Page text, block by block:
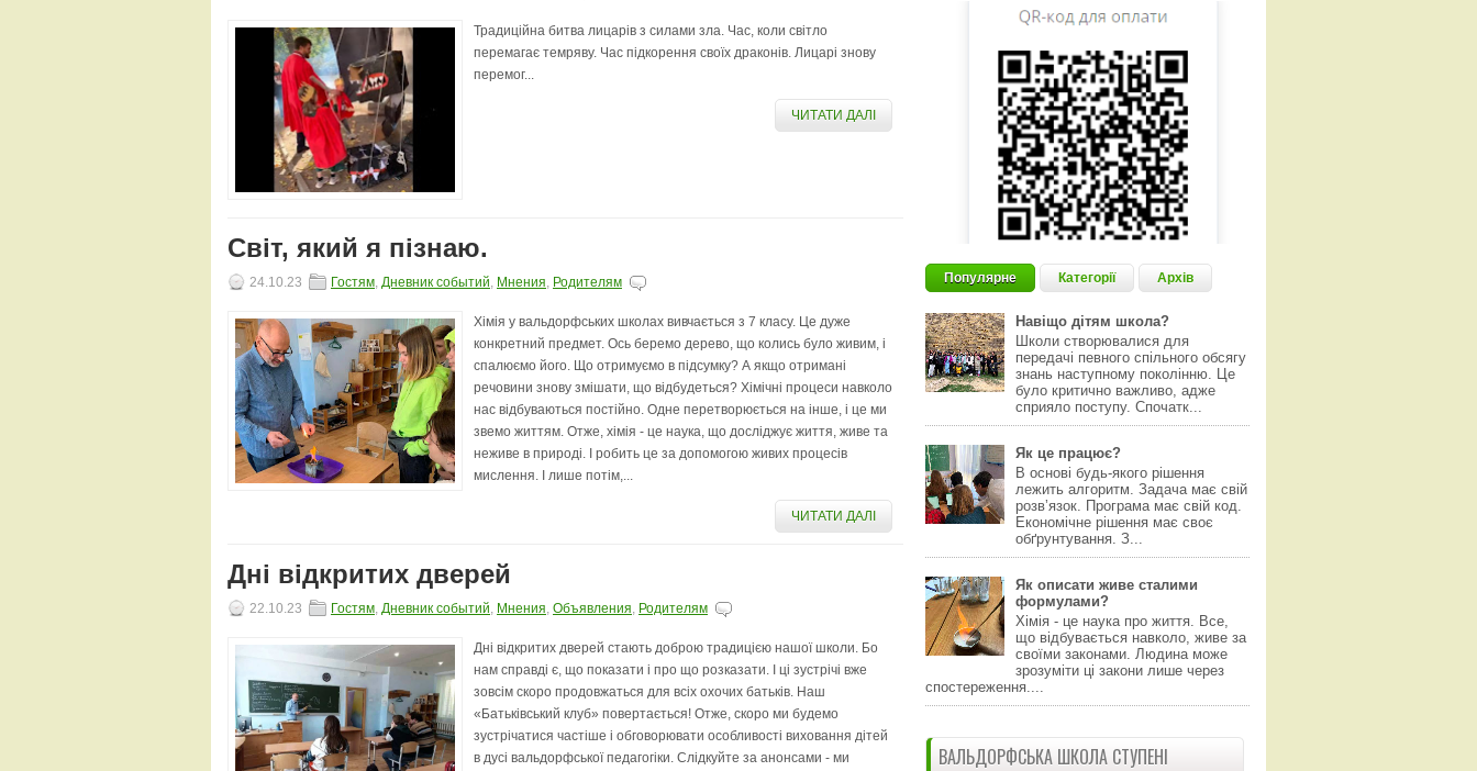
Традиційна битва лицарів з силами зла. Час, коли світло
перемагає темряву. Час підкорення своїх драконів. Лицарі знову
перемог...
ЧИТАТИ ДАЛІ
Світ, який я пізнаю.
24.10.23 Гостям, Дневник событий, Мнения, Родителям
Хімія у вальдорфських школах вивчається з 7 класу. Це дуже
конкретний предмет. Ось беремо дерево, що колись було живим, і
спалюємо його. Що отримуємо в підсумку? А якщо отримані
речовини знову змішати, що відбудеться? Хімічні процеси навколо
нас відбуваються постійно. Одне перетворюється на інше, і це ми
звемо життям. Отже, хімія - це наука, що досліджує життя, живе та
неживе в природі. І робить це за допомогою живих процесів
мислення. І лише потім,...
ЧИТАТИ ДАЛІ
Дні відкритих дверей
22.10.23 Гостям, Дневник событий, Мнения, Объявления, Родителям
Дні відкритих дверей стають доброю традицією нашої школи. Бо
нам справді є, що показати і про що розказати. І ці зустрічі вже
зовсім скоро продовжаться для всіх охочих батьків. Наш
«Батьківський клуб» повертається! Отже, скоро ми будемо
зустрічатися частіше і обговорювати особливості виховання дітей
в дусі вальдорфської педагогіки. Слідкуйте за анонсами - ми
Популярне Категорії Архів
Навіщо дітям школа?
Школи створювалися для
передачі певного спільного обсягу
знань наступному поколінню. Це
було критично важливо, адже
сприяло поступу. Спочатк...
Як це працює?
В основі будь-якого рішення
лежить алгоритм. Задача має свій
розвʼязок. Програма має свій код.
Економічне рішення має своє
обґрунтування. З...
Як описати живе сталими
формулами?
Хімія - це наука про життя. Все,
що відбувається навколо, живе за
своїми законами. Людина може
зрозуміти ці закони лише через
спостереження....
ВАЛЬДОРФСЬКА ШКОЛА СТУПЕНІ